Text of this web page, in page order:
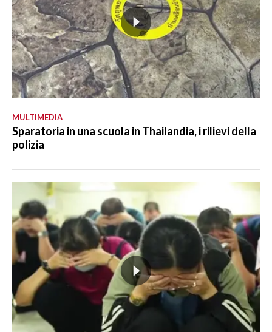
MULTIMEDIA
Sparatoria in una scuola in Thailandia, i rilievi della
polizia